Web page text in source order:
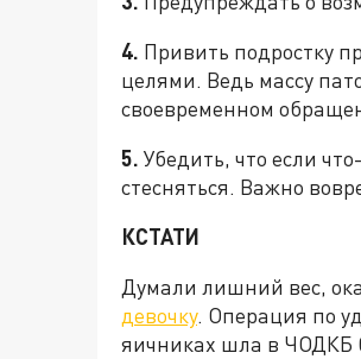
4. Привить подростку
целями. Ведь массу
своевременном
5. Убедить, что если
стесняться. Важно
КСТАТИ
Думали лишний вес,
девочку. Операция по
яичниках шла в ЧОДКБ